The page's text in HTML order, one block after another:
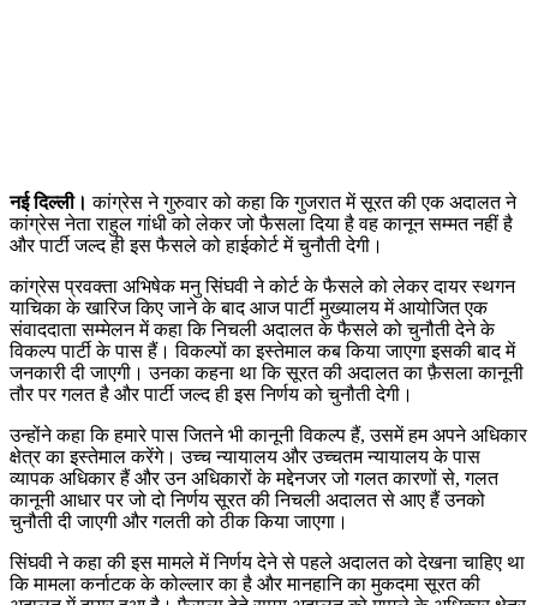
नई दिल्ली। कांग्रेस ने गुरुवार को कहा कि गुजरात में सूरत की एक अदालत ने
कांग्रेस नेता राहुल गांधी को लेकर जो फैसला दिया है वह कानून सम्मत नहीं है
और पार्टी जल्द ही इस फैसले को हाईकोर्ट में चुनौती देगी।
कांग्रेस प्रवक्ता अभिषेक मनु सिंघवी ने कोर्ट के फैसले को लेकर दायर स्थगन
याचिका के खारिज किए जाने के बाद आज पार्टी मुख्यालय में आयोजित एक
संवाददाता सम्मेलन में कहा कि निचली अदालत के फैसले को चुनौती देने के
विकल्प पार्टी के पास हैं। विकल्पों का इस्तेमाल कब किया जाएगा इसकी बाद में
जनकारी दी जाएगी। उनका कहना था कि सूरत की अदालत का फ़ैसला कानूनी
तौर पर गलत है और पार्टी जल्द ही इस निर्णय को चुनौती देगी।
उन्होंने कहा कि हमारे पास जितने भी कानूनी विकल्प हैं, उसमें हम अपने अधिकार
क्षेत्र का इस्तेमाल करेंगे। उच्च न्यायालय और उच्चतम न्यायालय के पास
व्यापक अधिकार हैं और उन अधिकारों के मद्देनजर जो गलत कारणों से, गलत
कानूनी आधार पर जो दो निर्णय सूरत की निचली अदालत से आए हैं उनको
चुनौती दी जाएगी और गलती को ठीक किया जाएगा।
सिंघवी ने कहा की इस मामले में निर्णय देने से पहले अदालत को देखना चाहिए था
कि मामला कर्नाटक के कोल्लार का है और मानहानि का मुकदमा सूरत की